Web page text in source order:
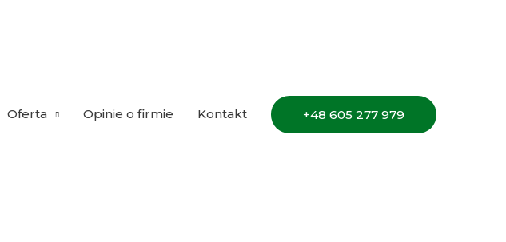
Oferta Opinie o firmie Kontakt +48 605 277 979